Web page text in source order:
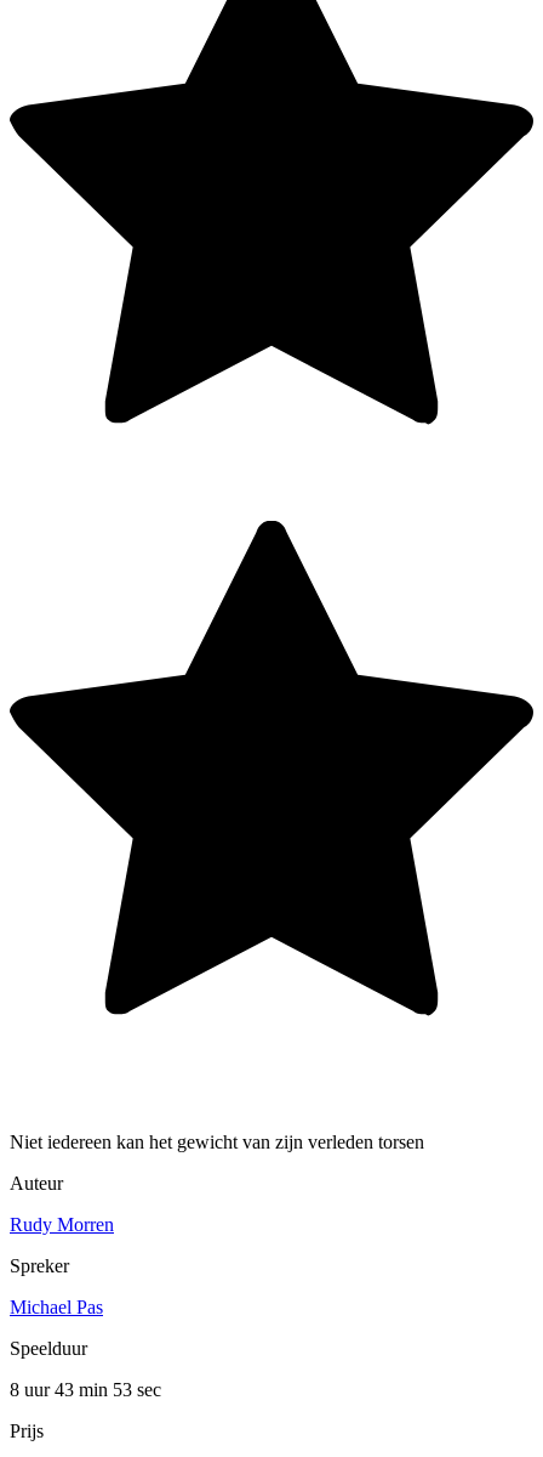
Niet iedereen kan het gewicht van zijn verleden torsen
Auteur
Rudy Morren
Spreker
Michael Pas
Speelduur
8 uur 43 min 53 sec
Prijs